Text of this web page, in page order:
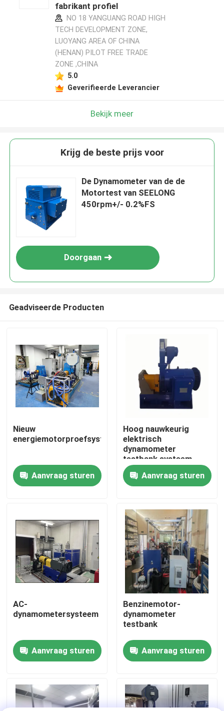
Over Ons
Kwaliteitscontrole
Neem contact met ons op
Nieuws
Gevallen
Hoge snelheidsdynamometer
fabrikant profiel
NO 18 YANGUANG ROAD HIGH
TECH DEVELOPMENT ZONE,
LUOYANG AREA OF CHINA
(HENAN) PILOT FREE TRADE
ZONE ,CHINA
5.0
Geverifieerde Leverancier
Bekijk meer
Krijg de beste prijs voor
De Dynamometer van de de
Motortest van SEELONG
450rpm+/- 0.2%FS
Doorgaan
Geadviseerde Producten
Nieuw
energiemotorproefsysteem
Aanvraag sturen
Hoog nauwkeurig
elektrisch
dynamometer
testbank systeem
Aanvraag sturen
AC-
dynamometersysteem
Aanvraag sturen
Benzinemotor-
dynamometer
testbank
Aanvraag sturen